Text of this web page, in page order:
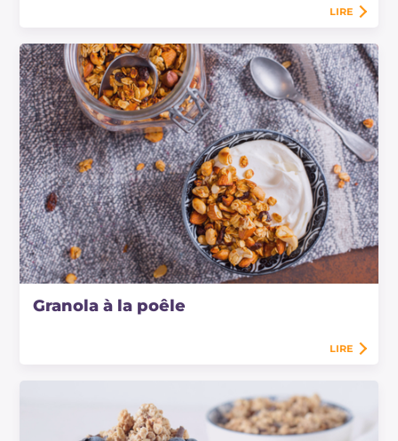
LIRE
Granola à la poêle
LIRE